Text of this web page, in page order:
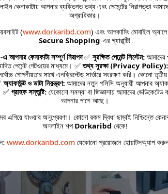
Multicolor
An idel tool
Co-
Friendly,Stoc
Easy to clean
High quality
কেনাকাটায় আপনার ব্যক্তিগত তথ্য এবং পেমেন্টের নিরাপত্তা
অগ্রাধিকার।
(www.dorkaribd.com) এবং আপকামিং মোবাইল
Secure Shopping-এর গ্যারান্টি!
কেনাকাটা সম্পূর্ণ নিরাপদ✅ সুরক্ষিত পেমেন্ট সিস্টেম:আমাদের
পেমেন্ট গেটওয়ের মাধ্যমে। ✅তথ্য সুরক্ষা (Privacy Policy):
গোপনীয়তার সাথে এনক্রিপ্টেড সার্ভারে সংরক্ষণ করি। কোনো
অ্যাকাউন্ট ও ডাটা নিয়ন্ত্রণ: আমাদের নতুন পলিসি অনুযায়ী আপনার
✅ গ্রাহক সন্তুষ্টি: যেকোনো সমস্যা বা জিজ্ঞাসায় আমাদের ডেডিকেটেড
আপনার পাশে আছে।
এগিয়ে যাওয়ার অনুপ্রেরণা। কোনো রকম দ্বিধা ছাড়াই নিশ্চিন্তে
অনলাইন শপ Dorkaribd থেকে!
www.dorkaribd.com যেকোনো প্রয়োজনে হোয়াটসঅ্যাপ